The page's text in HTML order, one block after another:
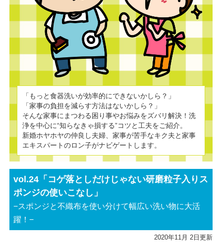
「もっと食器洗いが効率的にできないかしら？」
「家事の負担を減らす方法はないかしら？」
そんな家事にまつわる困り事やお悩みをズバリ解決！洗
浄を中心に“知らなきゃ損する”コツと工夫をご紹介。
新婚ホヤホヤの仲良し夫婦、家事が苦手なキク夫と家事
エキスパートのロン子がナビゲートします。
vol.24「コゲ落としだけじゃない研磨粒子入りス
ポンジの使いこなし」
−スポンジと不織布を使い分けて幅広い洗い物に大活
躍！−
2020年11月 2日更新